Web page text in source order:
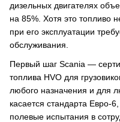
дизельных двигателях
на 85%. Хотя это топливо
при его эксплуатации
обслуживания.
Первый шаг Scania —
топлива HVO для
любого назначения и для
касается стандарта Евро-
полевые испытания в